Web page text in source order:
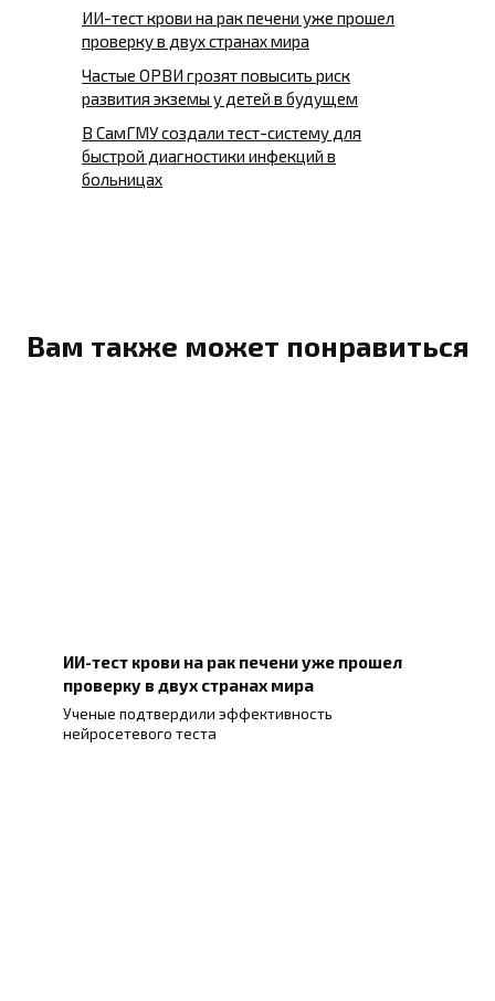
ИИ-тест крови на рак печени уже прошел
проверку в двух странах мира
Частые ОРВИ грозят повысить риск
развития экземы у детей в будущем
В СамГМУ создали тест-систему для
быстрой диагностики инфекций в
больницах
Вам также может понравиться
ИИ-тест крови на рак печени уже прошел
проверку в двух странах мира
Ученые подтвердили эффективность
нейросетевого теста